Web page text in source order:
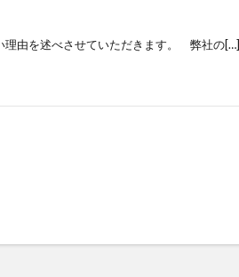
理由を述べさせていただきます。 弊社の[…]